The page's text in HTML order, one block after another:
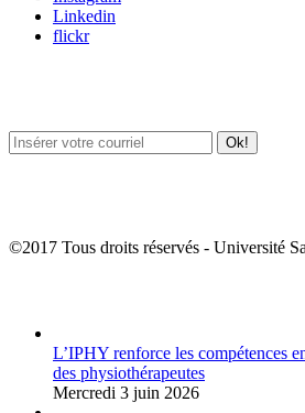
Linkedin
flickr
©2017 Tous droits réservés - Université
L’IPHY renforce les compétences
des physiothérapeutes
Mercredi 3 juin 2026